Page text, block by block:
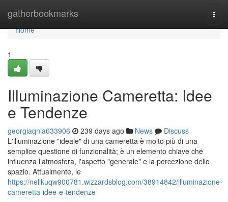
gatherbookmarks
Home
Home
1
Illuminazione Cameretta: Idee
e Tendenze
georgiaqnia633906 239 days ago News
Discuss
L'illuminazione "ideale" di una cameretta è molto più di una
semplice questione di funzionalità; è un elemento chiave che
influenza l’atmosfera, l'aspetto "generale" e la percezione dello
spazio. Attualmente, le
https://nellkuqw900781.wizzardsblog.com/38914842/illuminazione-
cameretta-idee-e-tendenze